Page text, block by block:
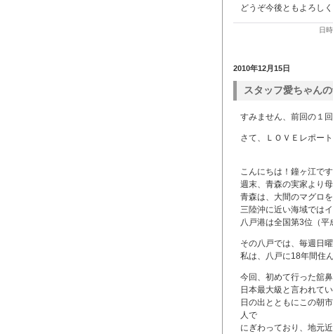
どうぞ今後ともよろし
日
2010年12月15日
スタッフ愛ちゃん
すみません、前回の１
さて、ＬＯＶＥレポー
こんにちは！鐘ヶ江です
週末、青森の実家より
青森は、大間のマグロ
三陸沖に近い海域では
八戸港は全国第3位（平
その八戸では、毎週日
私は、八戸に18年間住
今回、初めて行った舘
日本最大級と言われてい
日の出とともにこの朝
人で
にぎわっており、地元